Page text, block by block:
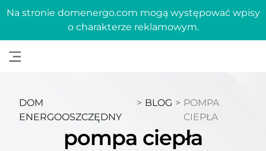
Na stronie domenergo.com mogą występować wpisy
o charakterze reklamowym.
DOM
ENERGOOSZCZĘDNY
> BLOG > POMPA
CIEPŁA
pompa ciepła